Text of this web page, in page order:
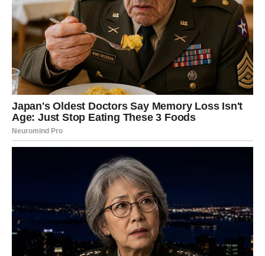
Otac mi je dao pismo koje je ostavila.
Navedeno je:
Vjerovao sam da si ti jedina osoba koja će me podržati, ali si
Žrtvovao sam svoju karijeru da bih njegovao tvog unuka, a ti si
ipak dopustio svojoj kćeri da ga vrati kao da moj doprinos nije
od značaja.
Sada odlazim od vas, nakon što sam uzeo naknadu koju bih